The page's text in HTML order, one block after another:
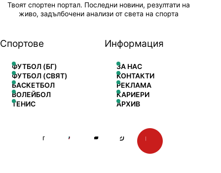
Твоят спортен портал. Последни новини, резултати на
живо, задълбочени анализи от света на спорта
Спортове
ФУТБОЛ (БГ)
ФУТБОЛ (СВЯТ)
БАСКЕТБОЛ
ВОЛЕЙБОЛ
ТЕНИС
Информация
ЗА НАС
КОНТАКТИ
РЕКЛАМА
КАРИЕРИ
АРХИВ